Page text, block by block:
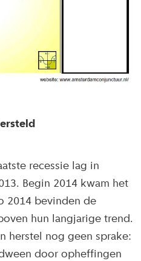
recessie lag in
Begin 2014 kwam het
2014 bevinden de
hun langjarige trend.
herstel nog geen sprake:
door opheffingen